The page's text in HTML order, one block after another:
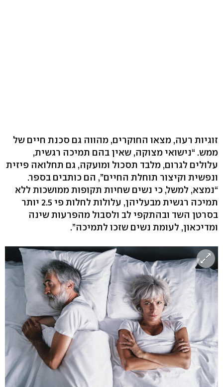
זוגיות רעה, מצאו החוקרים, מהווה גם סכנת חיים של
ממש. “נישואי מצוקה, שאין בהם תמיכה רגשית,
עלולים לגרום, מלבד תסכול ומועקה, גם תחלואה פיזית
ונפשית וקיצור תוחלת החיים”, הם כותבים בספר.
“נמצא, למשל, כי נשים שחיות תקופות ממושכות ללא
תמיכה רגשית מבעליהן, עלולות לחלות פי 2.5 יותר
בסרטן השד ובהתקפי לב ולסבול מהפרעות שינה
ומדיכאון, לעומת נשים שזכו לתמיכה”.